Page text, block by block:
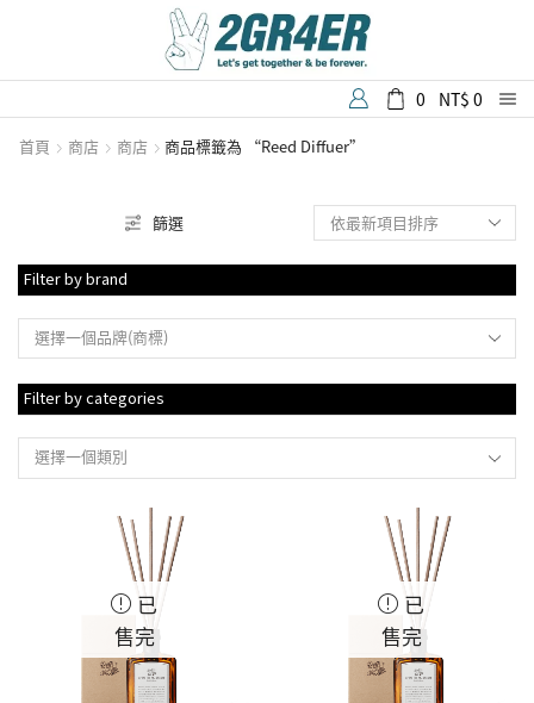
0 NT$ 0
首頁 商店 商店 商品標籤為 “Reed Diffuer”
篩選
Filter by brand
選擇一個品牌(商標)
Filter by categories
選擇一個類別
已
售完
已
售完